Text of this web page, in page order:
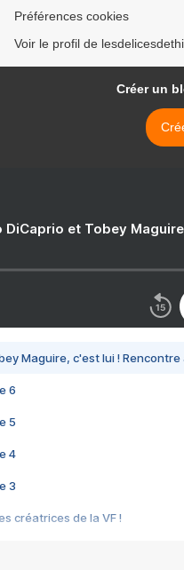
Préférences cookies
Voir le profil de
Créer un
DiCaprio et Tobey
Maguire, c'est lui !
6
5
4
3
créatrices de la VF !